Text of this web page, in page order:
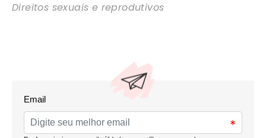
Direitos sexuais e reprodutivos